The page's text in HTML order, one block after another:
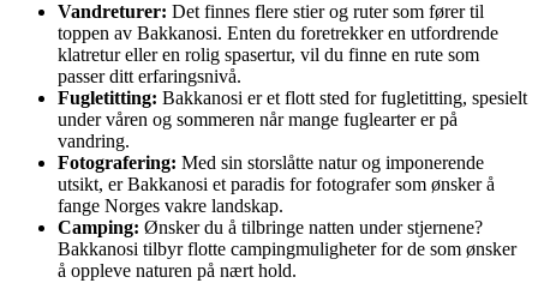
Vandreturer: Det finnes flere stier og ruter som fører til
toppen av Bakkanosi. Enten du foretrekker en utfordrende
klatretur eller en rolig spasertur, vil du finne en rute som
passer ditt erfaringsnivå.
Fugletitting: Bakkanosi er et flott sted for fugletitting, spesielt
under våren og sommeren når mange fuglearter er på
vandring.
Fotografering: Med sin storslåtte natur og imponerende
utsikt, er Bakkanosi et paradis for fotografer som ønsker å
fange Norges vakre landskap.
Camping: Ønsker du å tilbringe natten under stjernene?
Bakkanosi tilbyr flotte campingmuligheter for de som ønsker
å oppleve naturen på nært hold.